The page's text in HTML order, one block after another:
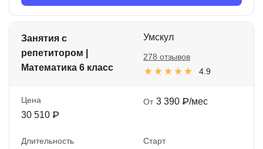
Занятия с
репетитором |
Математика 6 класс
Умскул
4.9
278 отзывов
Цена
30 510 ₽
От 3 390 ₽/мес
Длительность Старт